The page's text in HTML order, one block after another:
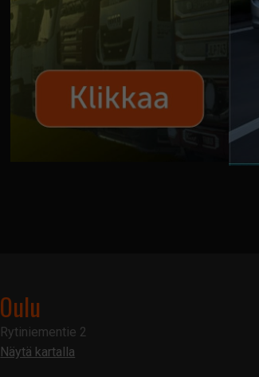
Oulu
Rytiniementie 2
Näytä kartalla